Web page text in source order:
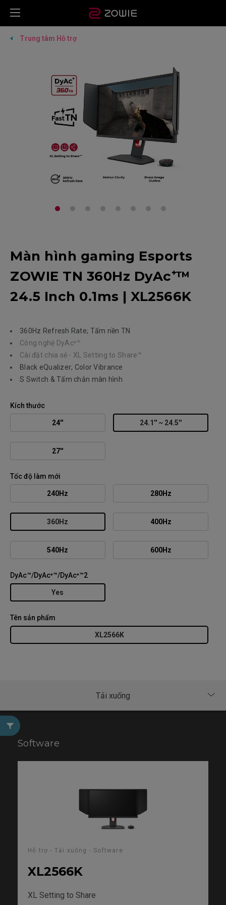
Trung tâm Hỗ trợ
Màn hình gaming Esports
ZOWIE TN 360Hz DyAc⁺™
24.5 Inch 0.1ms | XL2566K
360Hz Refresh Rate; Tấm nền TN
Công nghệ DyAc⁺™
Cài đặt chia sẻ - XL Setting to Share™
Black eQualizer; Color Vibrance
S Switch & Tấm chắn màn hình
Kích thước
24'' 24.1'' ~ 24.5''
27''
Tốc độ làm mới
240Hz 280Hz
360Hz 400Hz
540Hz 600Hz
DyAc™/DyAc⁺™/DyAc⁺™2
Yes
Tên sản phẩm
XL2566K
Software
Hỗ trợ - Tải xuống - Software
XL2566K
XL Setting to Share